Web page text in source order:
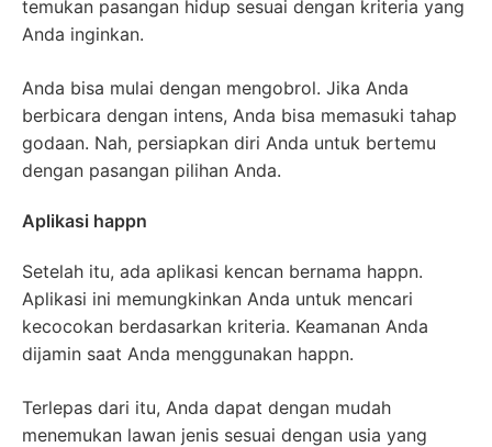
temukan pasangan hidup sesuai dengan kriteria yang
Anda inginkan.
Anda bisa mulai dengan mengobrol. Jika Anda
berbicara dengan intens, Anda bisa memasuki tahap
godaan. Nah, persiapkan diri Anda untuk bertemu
dengan pasangan pilihan Anda.
Aplikasi happn
Setelah itu, ada aplikasi kencan bernama happn.
Aplikasi ini memungkinkan Anda untuk mencari
kecocokan berdasarkan kriteria. Keamanan Anda
dijamin saat Anda menggunakan happn.
Terlepas dari itu, Anda dapat dengan mudah
menemukan lawan jenis sesuai dengan usia yang